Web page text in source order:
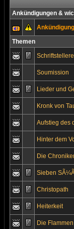
Ankündigungen &
Themen
Soumission
Lieder und
Kronk von
Aufstieg des
Hinter dem
Die
Sieben
Christopath
Heiterkeit
Die